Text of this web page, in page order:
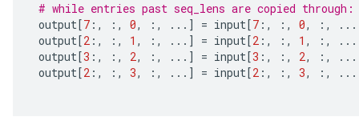
# while entries past seq_lens are copied through:
output[7 :, :, 0, :, ...] = input[7 :, :, 0, :,
output[2 :, :, 1 , :, ...] = input[2 :, :, 1 , :,
output[3 :, :, 2, :, ...] = input[3 :, :, 2, :,
output[2 :, :, 3, :, ...] = input[2 :, :, 3, :,